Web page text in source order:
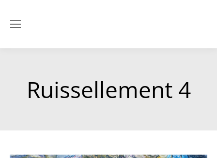
Ruissellement 4